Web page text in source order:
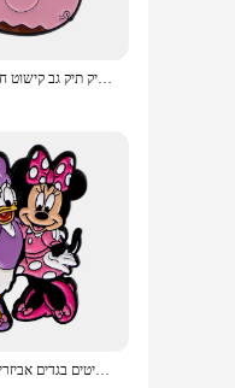
סיכות תכשיטים חזיר ורוד עבור תרמילים חמודים סיכות אמייל חמודות תיק תיק גב קישוט חבר ילד למתנות
סיכות אמייל מצויר סיכות כלב סימוני נשים לתגי גב דש סיכות אנימה תכשיטים בגדים אביזרים חברים מתנה